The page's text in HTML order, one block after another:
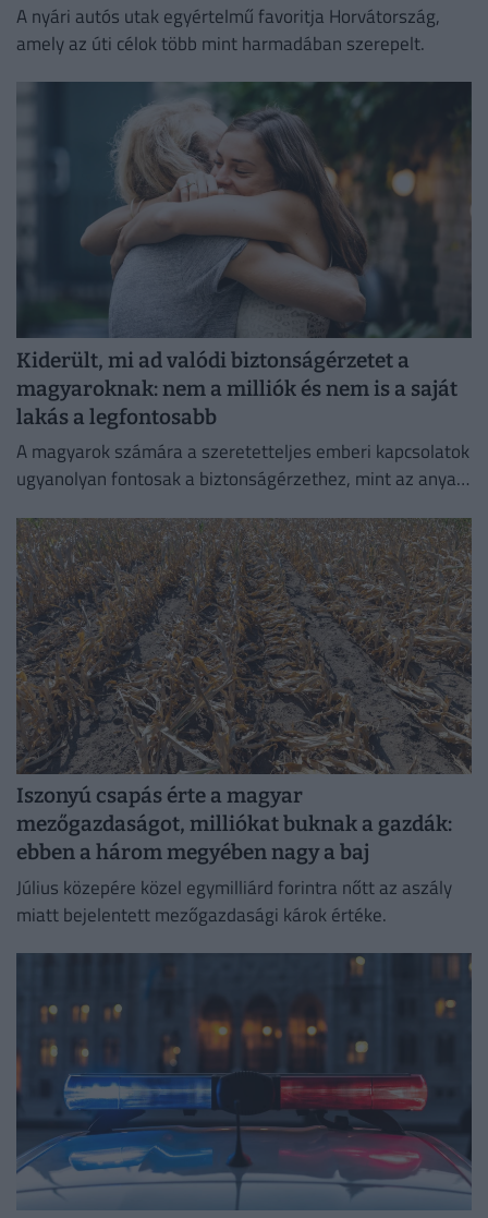
A nyári autós utak egyértelmű favoritja Horvátország,
amely az úti célok több mint harmadában szerepelt.
Kiderült, mi ad valódi biztonságérzetet a
magyaroknak: nem a milliók és nem is a saját
lakás a legfontosabb
A magyarok számára a szeretetteljes emberi kapcsolatok
ugyanolyan fontosak a biztonságérzethez, mint az anyagi
Iszonyú csapás érte a magyar
mezőgazdaságot, milliókat buknak a gazdák:
ebben a három megyében nagy a baj
Július közepére közel egymilliárd forintra nőtt az aszály
miatt bejelentett mezőgazdasági károk értéke.